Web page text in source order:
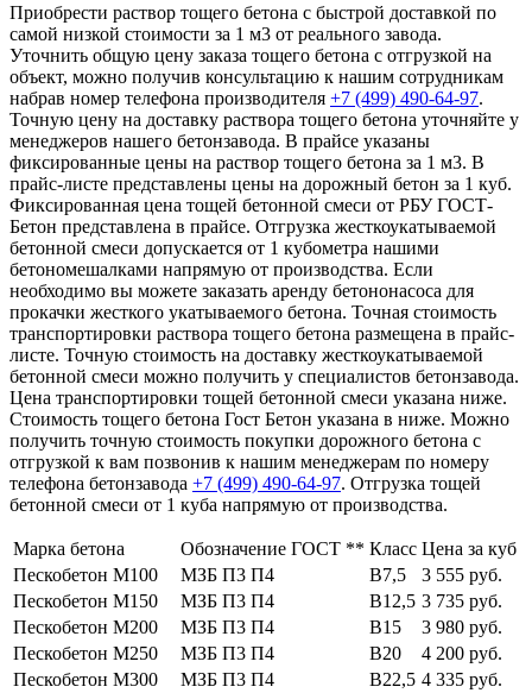
Приобрести раствор тощего бетона с быстрой доставкой по
самой низкой стоимости за 1 м3 от реального завода.
Уточнить общую цену заказа тощего бетона с отгрузкой на
объект, можно получив консультацию к нашим сотрудникам
набрав номер телефона производителя +7 (499) 490-64-97.
Точную цену на доставку раствора тощего бетона уточняйте у
менеджеров нашего бетонзавода. В прайсе указаны
фиксированные цены на раствор тощего бетона за 1 м3. В
прайс-листе представлены цены на дорожный бетон за 1 куб.
Фиксированная цена тощей бетонной смеси от РБУ ГОСТ-
Бетон представлена в прайсе. Отгрузка жесткоукатываемой
бетонной смеси допускается от 1 кубометра нашими
бетономешалками напрямую от производства. Если
необходимо вы можете заказать аренду бетононасоса для
прокачки жесткого укатываемого бетона. Точная стоимость
транспортировки раствора тощего бетона размещена в прайс-
листе. Точную стоимость на доставку жесткоукатываемой
бетонной смеси можно получить у специалистов бетонзавода.
Цена транспортировки тощей бетонной смеси указана ниже.
Стоимость тощего бетона Гост Бетон указана в ниже. Можно
получить точную стоимость покупки дорожного бетона с
отгрузкой к вам позвонив к нашим менеджерам по номеру
телефона бетонзавода +7 (499) 490-64-97. Отгрузка тощей
бетонной смеси от 1 куба напрямую от производства.
Марка бетона Обозначение ГОСТ ** Класс Цена за куб
Пескобетон М100
МЗБ П3 П4 В7,5
3 555 руб.
Пескобетон М150
МЗБ П3 П4 В12,5 3 735 руб.
Пескобетон М200
МЗБ П3 П4 В15
3 980 руб.
Пескобетон М250
МЗБ П3 П4 В20
4 200 руб.
Пескобетон М300
МЗБ П3 П4 В22,5 4 335 руб.